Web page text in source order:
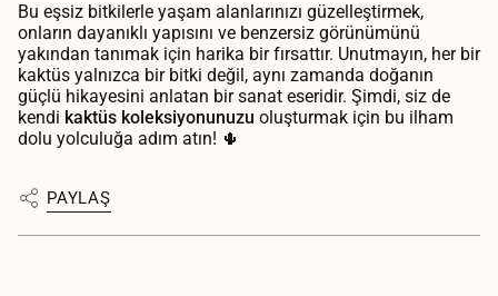
Bu eşsiz bitkilerle yaşam alanlarınızı güzelleştirmek,
onların dayanıklı yapısını ve benzersiz görünümünü
yakından tanımak için harika bir fırsattır. Unutmayın, her bir
kaktüs yalnızca bir bitki değil, aynı zamanda doğanın
güçlü hikayesini anlatan bir sanat eseridir. Şimdi, siz de
kendi kaktüs koleksiyonunuzu oluşturmak için bu ilham
dolu yolculuğa adım atın! 🌵
PAYLAŞ